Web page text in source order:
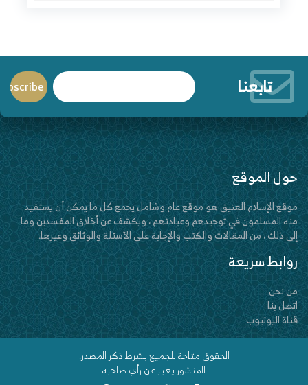
تابعنا
حول الموقع
موقع الإسلام العتيق هو موقع عام وشامل يجمع كل ما يمكن أن يستفيد
منه المسلمون في توحيدهم وعبادتهم ، ويكشف عن أخلاق المفسدين وما
إلى ذلك ، من المقالات والكتب والإجابة على الأسئلة والوثائق وغيرها.
روابط سريعة
من نحن
اتصل بنا
قناة اليوتيوب
الحقوق متاحة للجميع بشرط ذكر المصدر.
المنشور يعبر عن رأي صاحبه